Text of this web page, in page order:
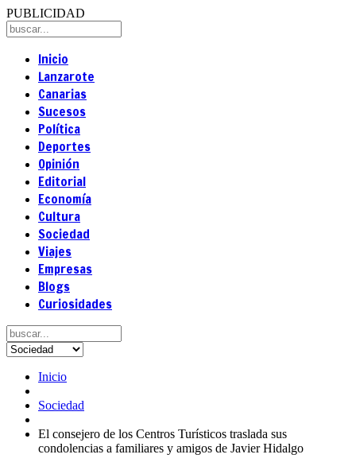
PUBLICIDAD
Inicio
Lanzarote
Canarias
Sucesos
Política
Deportes
Opinión
Editorial
Economía
Cultura
Sociedad
Viajes
Empresas
Blogs
Curiosidades
Inicio
Sociedad
El consejero de los Centros Turísticos traslada sus
condolencias a familiares y amigos de Javier Hidalgo